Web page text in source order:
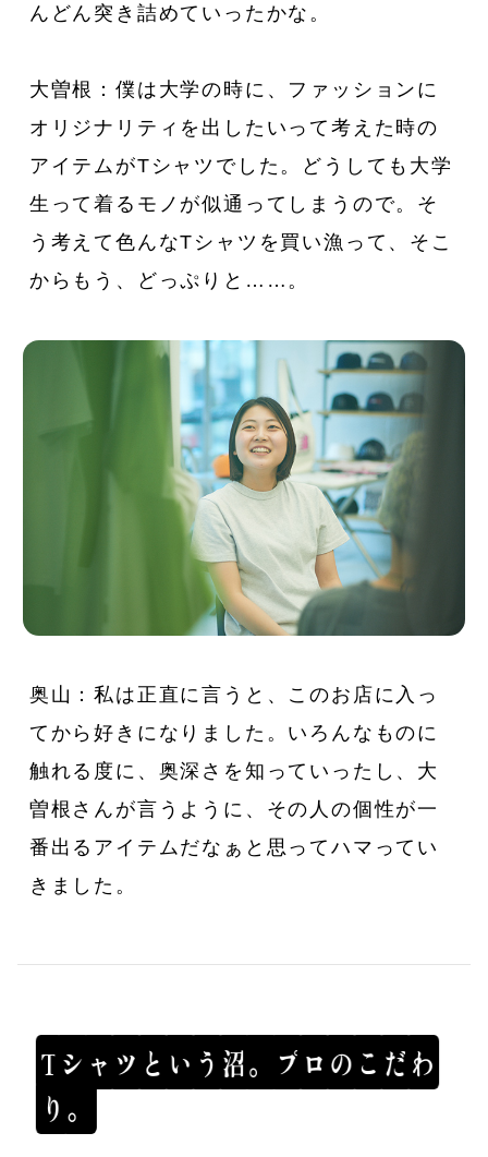
んどん突き詰めていったかな。
大曽根：僕は大学の時に、ファッションに
オリジナリティを出したいって考えた時の
アイテムがTシャツでした。どうしても大学
生って着るモノが似通ってしまうので。そ
う考えて色んなTシャツを買い漁って、そこ
からもう、どっぷりと……。
奥山：私は正直に言うと、このお店に入っ
てから好きになりました。いろんなものに
触れる度に、奥深さを知っていったし、大
曽根さんが言うように、その人の個性が一
番出るアイテムだなぁと思ってハマってい
きました。
Tシ ャ ツ と い う 沼。 プ ロ の こ だわ
り 。